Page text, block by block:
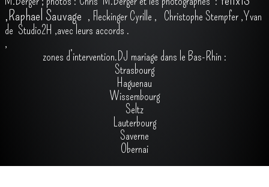
,Raphael Sauvage , Fleckinger Cyrille , Christophe Stempfer ,Yvan
de Studio2H ,avec leurs accords .
,
zones d’intervention.DJ mariage dans le Bas-Rhin :
Strasbourg
Haguenau
Wissembourg
Seltz
Lauterbourg
Saverne
Obernai